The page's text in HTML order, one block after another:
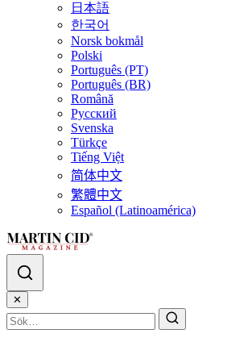
日本語
한국어
Norsk bokmål
Polski
Português (PT)
Português (BR)
Română
Русский
Svenska
Türkçe
Tiếng Việt
简体中文
繁體中文
Español (Latinoamérica)
✕